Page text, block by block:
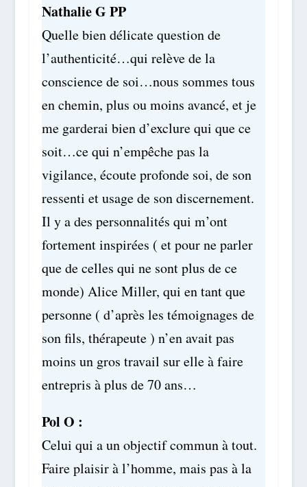
Nathalie G PP
Quelle bien délicate question de
l’authenticité…qui relève de la
conscience de soi…nous sommes tous
en chemin, plus ou moins avancé, et je
me garderai bien d’exclure qui que ce
soit…ce qui n’empêche pas la
vigilance, écoute profonde soi, de son
ressenti et usage de son discernement.
Il y a des personnalités qui m’ont
fortement inspirées ( et pour ne parler
que de celles qui ne sont plus de ce
monde) Alice Miller, qui en tant que
personne ( d’après les témoignages de
son fils, thérapeute ) n’en avait pas
moins un gros travail sur elle à faire
entrepris à plus de 70 ans…
Pol O :
Celui qui a un objectif commun à tout.
Faire plaisir à l’homme, mais pas à la